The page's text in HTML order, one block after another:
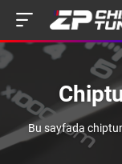
Bu sayfada